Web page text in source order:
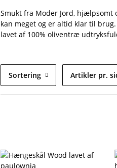
Smukt fra Moder Jord, hjælpsomt
kan meget og er altid klar til
lavet af 100% oliventræ
Sortering Artikler pr.